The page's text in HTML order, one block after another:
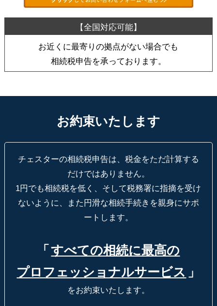
お近くに最寄りの拠点がない場合でも
相続税申告を承っております。
お約束いたします
チェスターの相続税申告は、税金をただ計算する
だけではありません。
1円でも相続税を低く、そして税務署に指摘を受け
ないように、
また円滑な相続手続きを親身にサポ
ートします。
「 すべての相続に最高の
プロフェッショナルサービス 」
をお約束いたします。